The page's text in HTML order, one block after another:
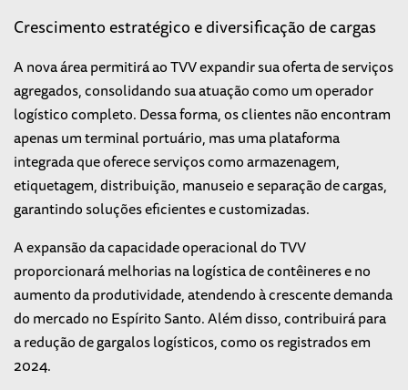
Crescimento estratégico e diversificação de cargas
A nova área permitirá ao TVV expandir sua oferta de serviços
agregados, consolidando sua atuação como um operador
logístico completo. Dessa forma, os clientes não encontram
apenas um terminal portuário, mas uma plataforma
integrada que oferece serviços como armazenagem,
etiquetagem, distribuição, manuseio e separação de cargas,
garantindo soluções eficientes e customizadas.
A expansão da capacidade operacional do TVV
proporcionará melhorias na logística de contêineres e no
aumento da produtividade, atendendo à crescente demanda
do mercado no Espírito Santo. Além disso, contribuirá para
a redução de gargalos logísticos, como os registrados em
2024.